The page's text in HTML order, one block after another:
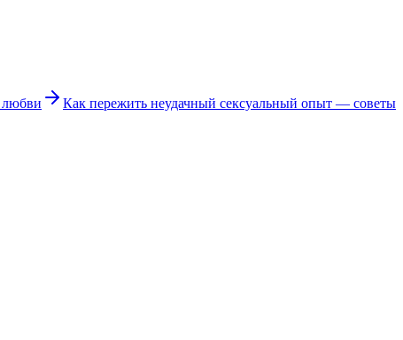
любви
Как пережить неудачный сексуальный опыт — советы